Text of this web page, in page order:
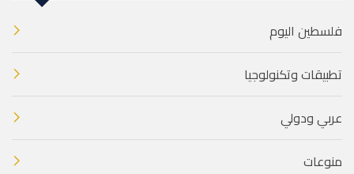
فلسطين اليوم
تطبيقات وتكنولوجيا
عربي ودولي
منوعات